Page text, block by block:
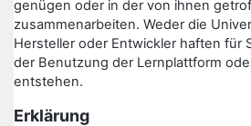
genügen oder in der von ihnen
zusammenarbeiten. Weder die
Hersteller oder Entwickler haften für
der Benutzung der Lernplattform
entstehen.
Erklärung